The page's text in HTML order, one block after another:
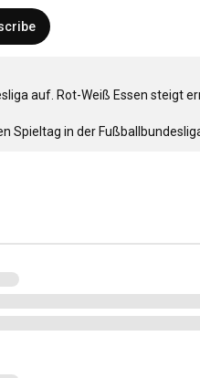
auf. Rot-Weiß Essen steigt
Spieltag in der